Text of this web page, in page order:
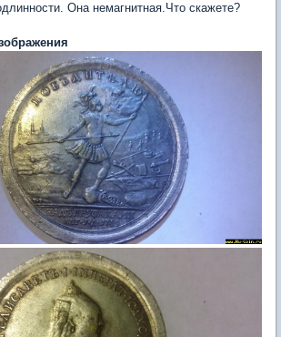
Она немагнитная.Что скажете?